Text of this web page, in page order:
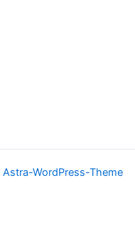
Astra-WordPress-Theme